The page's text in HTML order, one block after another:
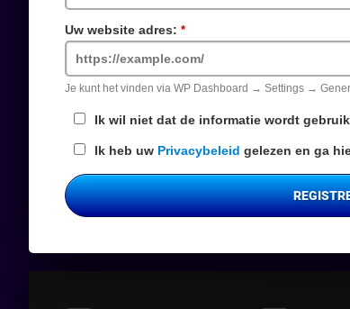
Uw website adres:
veld
Je kunt het vinden via WP Dashboard → Settings →
Ik wil niet dat de informatie wordt
Ik heb uw Privacybeleid gelezen en ga